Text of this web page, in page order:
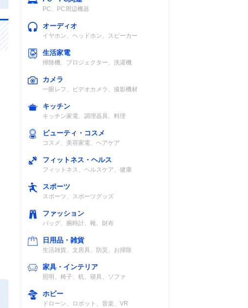
PC、PC周辺機器
オーディオ
イヤホン、ヘッドホン、スピーカー
生活家電
掃除機、プロジェクター、洗濯機
カメラ
一眼レフ、ビデオカメラ、撮影機材
キッチン
キッチン家電、調理器具、料理
ビューティ・コスメ
コスメ、美容家電、ヘアケア
フィットネス・ヘルス
フィットネス、ヘルスケア、健康
スポーツ
スポーツ、スポーツグッズ
ファッション
バッグ、腕時計、靴、財布
日用品・雑貨
生活雑貨、文房具、防災、お掃除
家具・インテリア
照明、椅子、机、寝具、ソファ
ホビー
ドローン、ロボット、音楽、VR